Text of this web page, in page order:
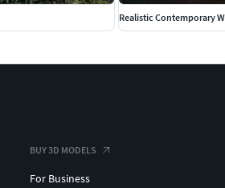
BUY 3D MODELS
For Business